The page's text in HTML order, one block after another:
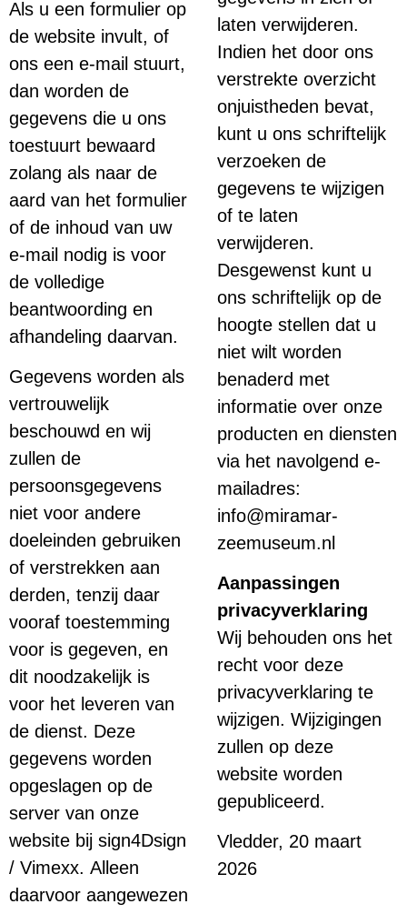
Als u een formulier op
de website invult, of
ons een e-mail stuurt,
dan worden de
gegevens die u ons
toestuurt bewaard
zolang als naar de
aard van het formulier
of de inhoud van uw
e-mail nodig is voor
de volledige
beantwoording en
afhandeling daarvan.
Gegevens worden als
vertrouwelijk
beschouwd en wij
zullen de
persoonsgegevens
niet voor andere
doeleinden gebruiken
of verstrekken aan
derden, tenzij daar
vooraf toestemming
voor is gegeven, en
dit noodzakelijk is
voor het leveren van
de dienst. Deze
gegevens worden
opgeslagen op de
server van onze
website bij sign4Dsign
/ Vimexx. Alleen
daarvoor aangewezen
laten verwijderen.
Indien het door ons
verstrekte overzicht
onjuistheden bevat,
kunt u ons schriftelijk
verzoeken de
gegevens te wijzigen
of te laten
verwijderen.
Desgewenst kunt u
ons schriftelijk op de
hoogte stellen dat u
niet wilt worden
benaderd met
informatie over onze
producten en diensten
via het navolgend e-
mailadres:
info@miramar-
zeemuseum.nl
Aanpassingen
privacyverklaring
Wij behouden ons het
recht voor deze
privacyverklaring te
wijzigen. Wijzigingen
zullen op deze
website worden
gepubliceerd.
Vledder, 20 maart
2026